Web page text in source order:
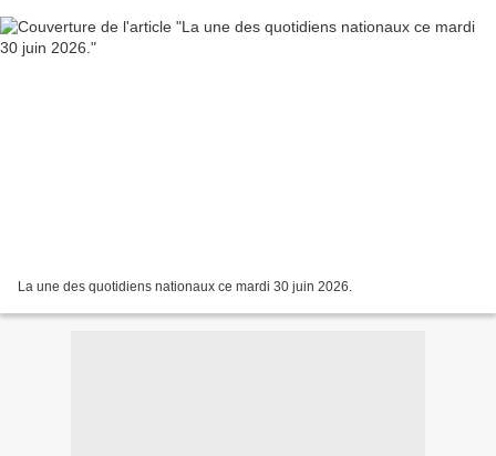
La une des quotidiens nationaux ce mardi 30 juin 2026.